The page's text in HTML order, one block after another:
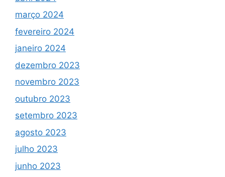
março 2024
fevereiro 2024
janeiro 2024
dezembro 2023
novembro 2023
outubro 2023
setembro 2023
agosto 2023
julho 2023
junho 2023